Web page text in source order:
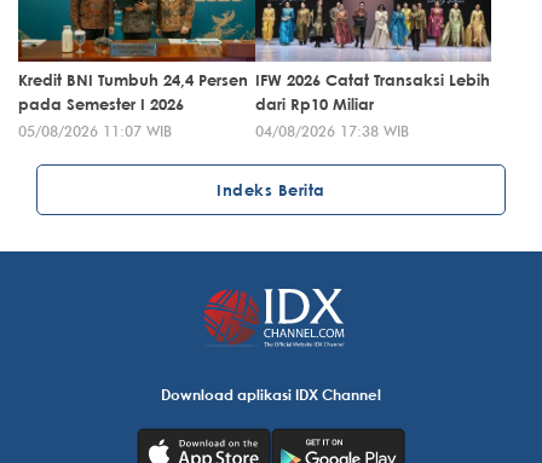
Kredit BNI Tumbuh 24,4 Persen
pada Semester I 2026
05/08/2026 11:07 WIB
IFW 2026 Catat Transaksi Lebih
dari Rp10 Miliar
04/08/2026 17:38 WIB
Indeks Berita
Download aplikasi IDX Channel